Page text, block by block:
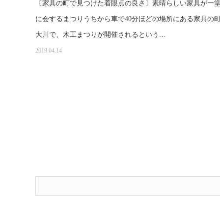
〔家具の町で見つけた着眼点の良さ〕素晴らしい家具が一
に会するまつりうちから車で40分ほどの場所にある家具の
大川で、木工まつりが開催されるという…
2019.04.14